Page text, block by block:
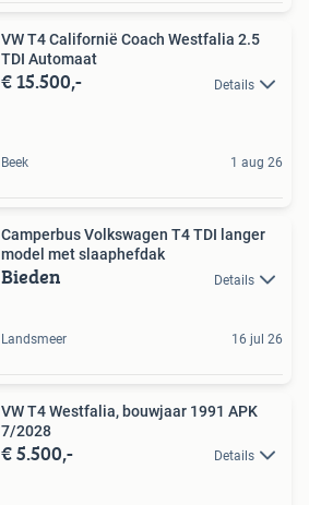
VW T4 Californië Coach Westfalia 2.5
TDI Automaat
€ 15.500,- Details
Beek 1 aug 26
Camperbus Volkswagen T4 TDI langer
model met slaaphefdak
Bieden Details
Landsmeer 16 jul 26
VW T4 Westfalia, bouwjaar 1991 APK
7/2028
€ 5.500,- Details